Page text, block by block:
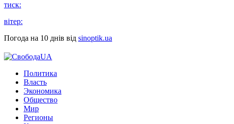
тиск:
вітер:
Погода на 10 днів від sinoptik.ua
Политика
Власть
Экономика
Общество
Мир
Регионы